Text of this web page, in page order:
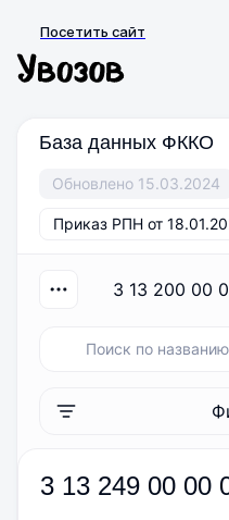
Посетить сайт
База данных ФККО
Обновлено 15.03.2024
Приказ РПН от
3 13 200 00
3 13 249 00 00